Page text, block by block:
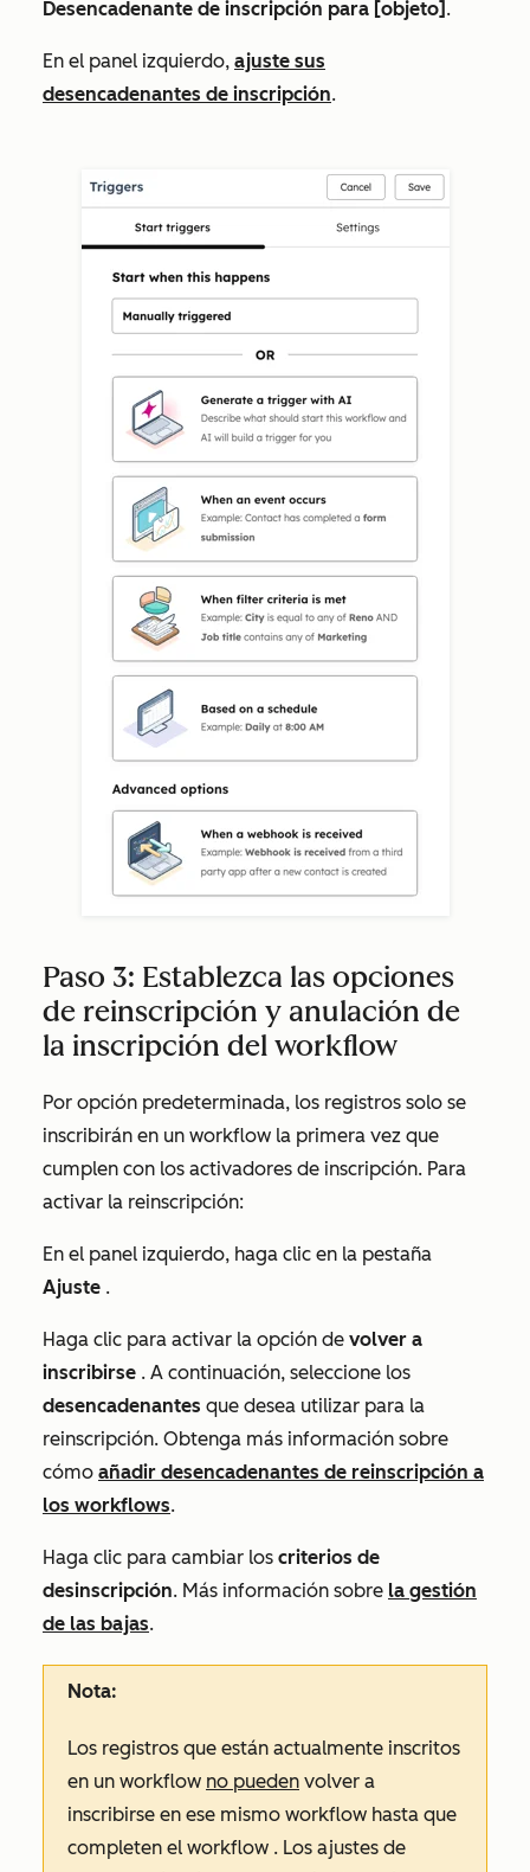
Desencadenante de inscripción para [objeto] .
En el panel izquierdo, ajuste sus
desencadenantes de inscripción.
Paso 3: Establezca las opciones
de reinscripción y anulación de
la inscripción del workflow
Por opción predeterminada, los registros solo se
inscribirán en un workflow la primera vez que
cumplen con los activadores de inscripción. Para
activar la reinscripción:
En el panel izquierdo, haga clic en la pestaña
Ajuste .
Haga clic para activar la opción de volver a
inscribirse . A continuación, seleccione los
desencadenantes que desea utilizar para la
reinscripción. Obtenga más información sobre
cómo añadir desencadenantes de reinscripción a
los workflows.
Haga clic para cambiar los criterios de
desinscripción. Más información sobre la gestión
de las bajas.
Nota:
Los registros que están actualmente inscritos
en un workflow no pueden volver a
inscribirse en ese mismo workflow hasta que
completen el workflow . Los ajustes de